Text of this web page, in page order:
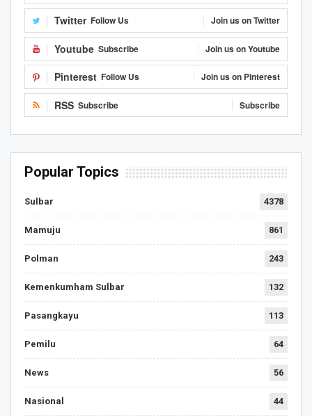
Twitter Follow Us Join us on Twitter
Youtube Subscribe Join us on Youtube
Pinterest Follow Us Join us on Pinterest
RSS Subscribe Subscribe
Popular Topics
Sulbar 4378
Mamuju 861
Polman 243
Kemenkumham Sulbar 132
Pasangkayu 113
Pemilu 64
News 56
Nasional 44